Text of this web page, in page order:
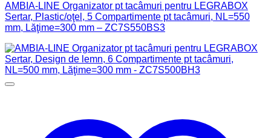
AMBIA-LINE Organizator pt tacâmuri pentru LEGRABOX
Sertar, Plastic/oţel, 5 Compartimente pt tacâmuri, NL=550
mm, Lăţime=300 mm – ZC7S550BS3